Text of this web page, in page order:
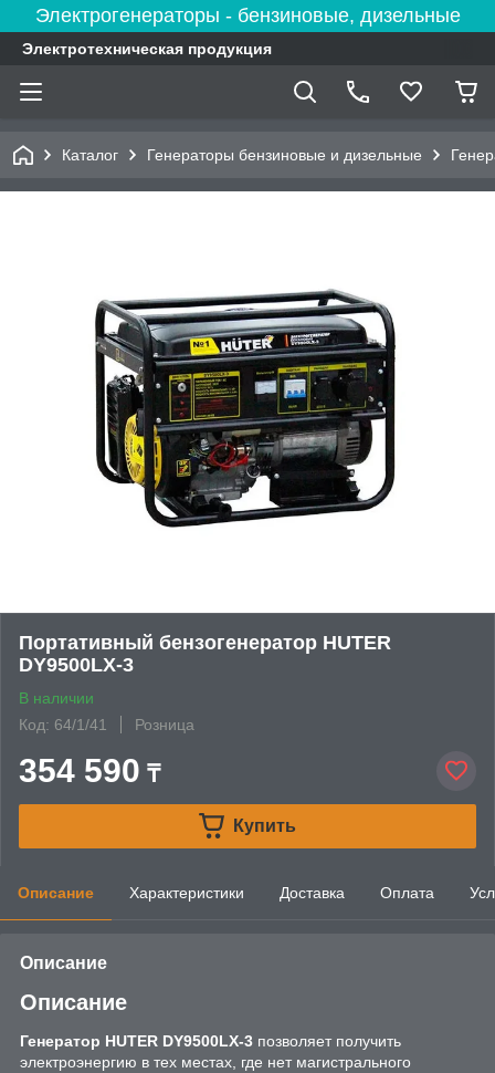
Электрогенераторы - бензиновые, дизельные
Электротехническая продукция
Каталог Генераторы бензиновые и дизельные
Портативный бензогенератор HUTER
DY9500LX-3
В наличии
Код: 64/1/41
Розница
354 590 ₸
Купить
Описание Характеристики Доставка Оплата
Описание
Описание
Генератор HUTER DY9500LX-3 позволяет получить
электроэнергию в тех местах, где нет магистрального